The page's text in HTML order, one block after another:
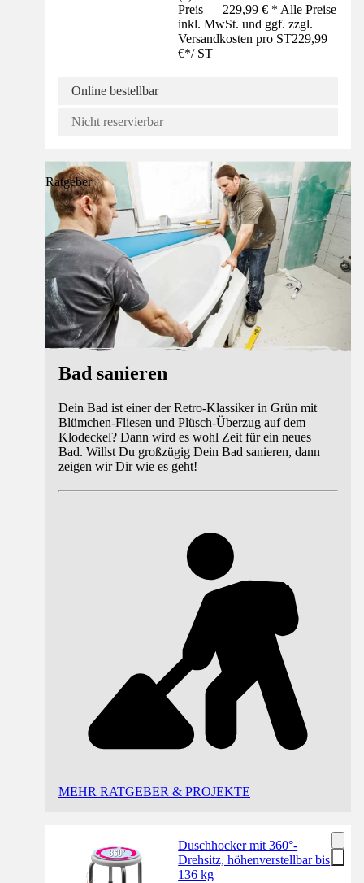
Preis — 229,99 € * Alle Preise
inkl. MwSt. und ggf. zzgl.
Versandkosten pro ST229,99
€*/ ST
Online bestellbar
Nicht reservierbar
Ratgeber
Bad sanieren
Dein Bad ist einer der Retro-Klassiker in Grün mit
Blümchen-Fliesen und Plüsch-Überzug auf dem
Klodeckel? Dann wird es wohl Zeit für ein neues
Bad. Willst Du großzügig Dein Bad sanieren, dann
zeigen wir Dir wie es geht!
MEHR RATGEBER & PROJEKTE
Duschhocker mit 360°-
Drehsitz, höhenverstellbar bis
136 kg